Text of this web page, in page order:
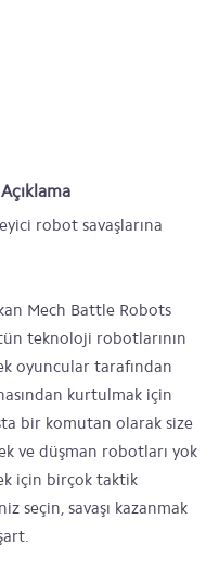
robot savaşlarına
Mech Battle Robots
teknoloji robotlarının
oyuncular tarafından
kurtulmak için
bir komutan olarak size
ve düşman robotları yok
için birçok taktik
seçin, savaşı kazanmak